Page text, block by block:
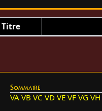
Titre
Sommaire
VA VB VC VD VE VF VG VH